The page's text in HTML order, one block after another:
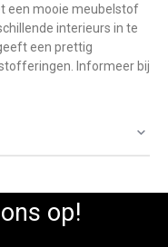
een mooie meubelstof
interieurs in te
een prettig
Informeer bij
op!